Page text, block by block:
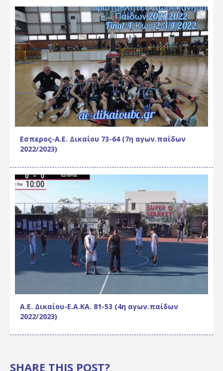
Εσπερος-Α.Ε. Δικαίου 73-64 (7η αγων.παίδων
2022/2023)
Α.Ε. Δικαίου-Ε.Α.ΚΑ. 81-53 (4η αγων.παίδων
2022/2023)
SHARE THIS POST?